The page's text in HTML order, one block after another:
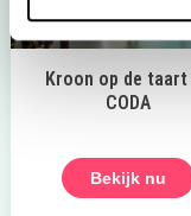
Kroon op de taart
CODA
Bekijk nu